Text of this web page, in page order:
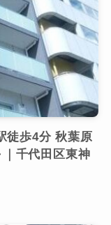
徒歩4分 秋葉原
千代田区東神